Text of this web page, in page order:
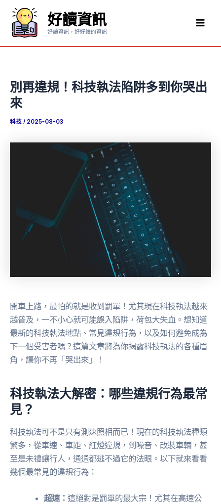
要
好讀資訊
好讀資訊，好好讀的資訊
別再違規！科技執法陷阱多到你哭出
來
科技 / 2025-08-03
開車上路，最怕的就是收到罰單！尤其現在科技執法越來
越普及，一不小心就可能誤入陷阱，荷包大失血。想知道
最新的科技執法地點、常見違規行為，以及如何避免成為
下一個受害者嗎？這篇文章將為你揭露科技執法的各種眉
角，讓你不再「哭出來」！
科技執法大解密：哪些違規行為最常
見？
科技執法可不是只有測速照相而已！現在的科技執法種類
繁多，從車速、車距、紅燈違規，到噪音、改裝車輛，甚
至是未禮讓行人，通通都逃不過它的法眼。以下就來看看
幾個最常見的違規行為：
超速：這絕對是罰單的最大宗！尤其在高速公